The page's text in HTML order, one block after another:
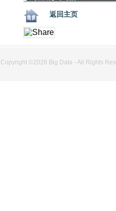
返回主页
Copyright ©2026 Big Data - All Rights